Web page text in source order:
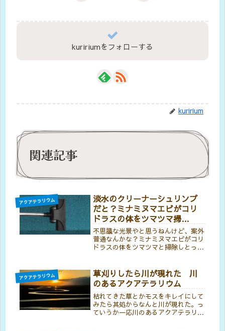
kuririumをフォローする
kuririum
関連記事
アクアテラリウム
淡水のクリーナーシュリンプ
だと？ミナミヌマエビがコリ
ドラスの体をツマツマ掃
除！？
不思議な光景やと思うねんけど、案外
普通なんかな？ミナミヌマエビがコリ
ドラスの体をツマツマと掃除しとって
ュリンプおるって聞いたことないで。
ん？あぁクリーナーシュリンプって、
魚...
アクアテラリウム
草刈りしたら川が現れた 川
のあるアクアテラリウム
枯れてきた草とかモスをキレイにして
みたら其処からなんと川が現れた。っ
ていうか一応川のあるアクアテラリウ